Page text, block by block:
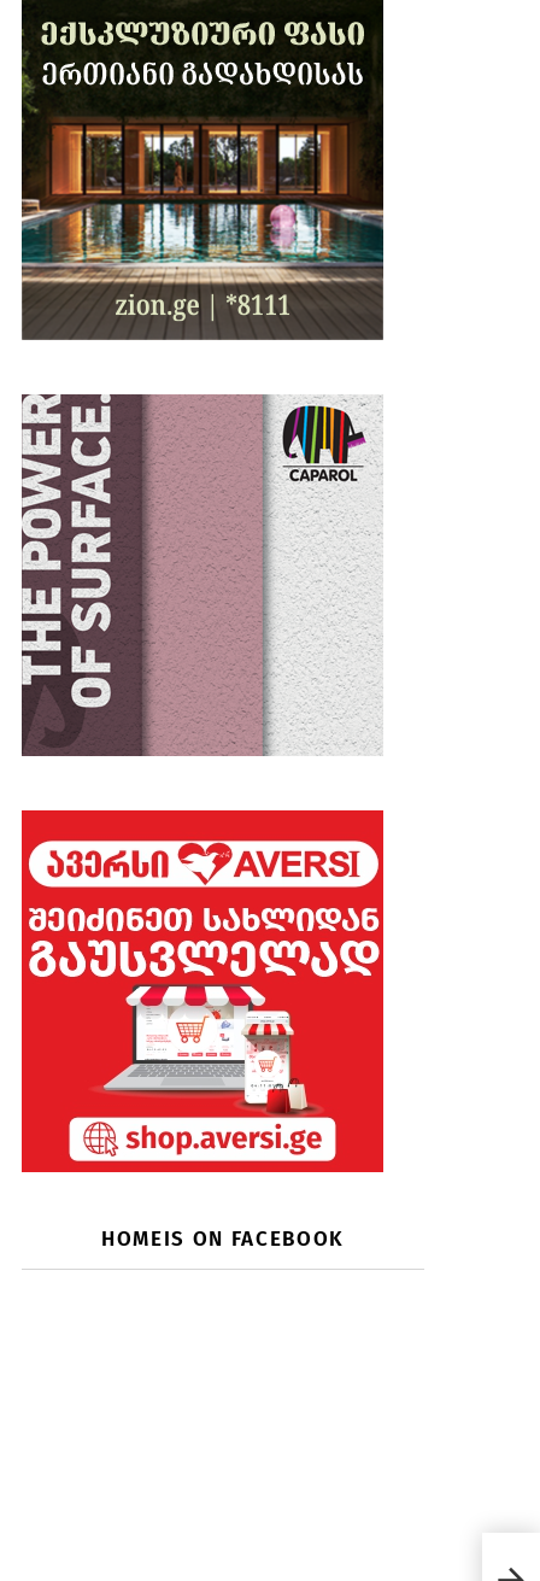
HOMEIS ON FACEBOOK